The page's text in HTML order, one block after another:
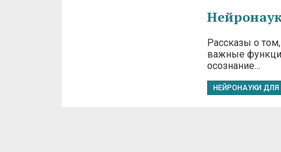
Рассказы о
важные
осознание…
НЕЙРОНАУКИ ДЛЯ